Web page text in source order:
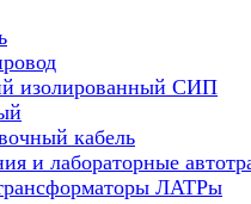
изолированный СИП
кабель
и лабораторные
ЛАТРы